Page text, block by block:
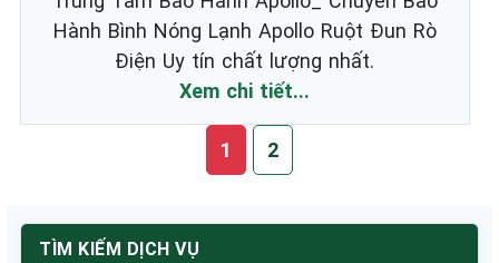
Hành Bình Nóng Lạnh Apollo Ruột Đun Rò
Điện Uy tín chất lượng nhất.
Xem chi tiết...
1 2
TÌM KIẾM DỊCH VỤ